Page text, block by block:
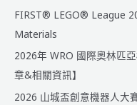
賽】
程
表/
隊
伍
FIRST® LEGO® League
Materials
2026年 WRO 國際奧林匹
章&相關資訊】
2026 山城盃創意機器人大